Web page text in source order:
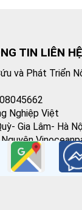
TIN LIÊN HỆ
và Phát Triển
Nghiệp Việt
Gia Lâm- Hà
Đa Tốn, Gia Lâm,